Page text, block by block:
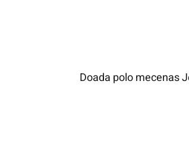
Doada polo mecenas